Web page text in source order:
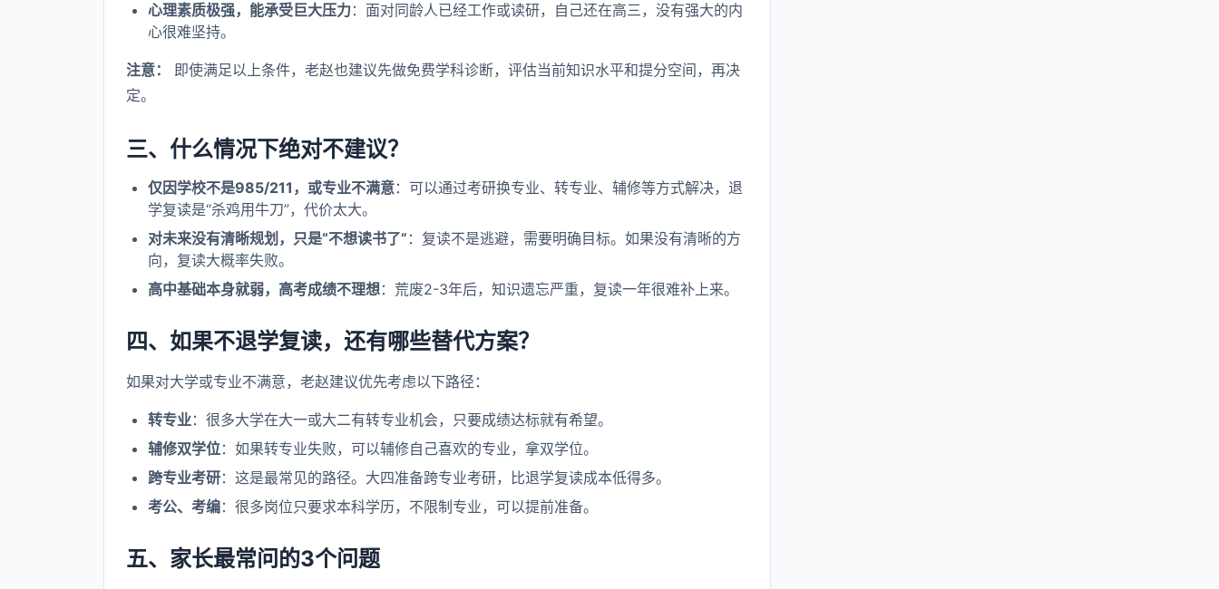
心理素质极强，能承受巨大压力：面对同龄人已经工作或读研，自己还在高三，没有强大的内
心很难坚持。
注意：
即使满足以上条件，老赵也建议先做免费学科诊断，评估当前知识水平和提分空间，再决
定。
三、什么情况下绝对不建议？
仅因学校不是985/211，或专业不满意：可以通过考研换专业、转专业、辅修等方式解决，退
学复读是“杀鸡用牛刀”，代价太大。
对未来没有清晰规划，只是“不想读书了” ：复读不是逃避，需要明确目标。如果没有清晰的方
向，复读大概率失败。
高中基础本身就弱，高考成绩不理想：荒废2-3年后，知识遗忘严重，复读一年很难补上来。
四、如果不退学复读，还有哪些替代方案？
如果对大学或专业不满意，老赵建议优先考虑以下路径：
转专业：很多大学在大一或大二有转专业机会，只要成绩达标就有希望。
辅修双学位：如果转专业失败，可以辅修自己喜欢的专业，拿双学位。
跨专业考研：这是最常见的路径。大四准备跨专业考研，比退学复读成本低得多。
考公、考编：很多岗位只要求本科学历，不限制专业，可以提前准备。
五、家长最常问的3个问题